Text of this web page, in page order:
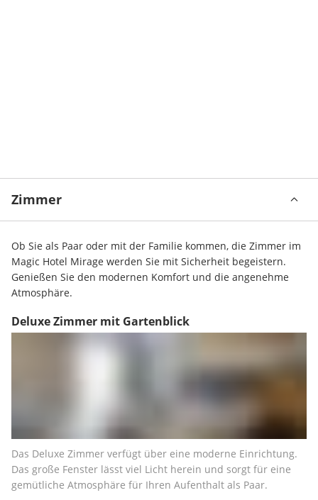
Zimmer
Ob Sie als Paar oder mit der Familie kommen, die Zimmer im
Magic Hotel Mirage werden Sie mit Sicherheit begeistern.
Genießen Sie den modernen Komfort und die angenehme
Atmosphäre.
Deluxe Zimmer mit Gartenblick
Das Deluxe Zimmer verfügt über eine moderne Einrichtung.
Das große Fenster lässt viel Licht herein und sorgt für eine
gemütliche Atmosphäre für Ihren Aufenthalt als Paar.